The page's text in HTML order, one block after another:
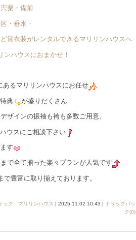
粟・備前
・垂水・
貸衣装がレンタルできるマリリンハウスへ
ハウスにおまかせ！
るマリリンハウスにお任せ
典 が盛りだくさん
ザインの振袖も袴も多数ご用意。
ウスにご相談下さい
す
で全て揃った楽々プランが人気です
豊富に取り揃えております。
ック マリリンハウス | 2025.11.02 10:43 |
トラックバッ
ク(0)